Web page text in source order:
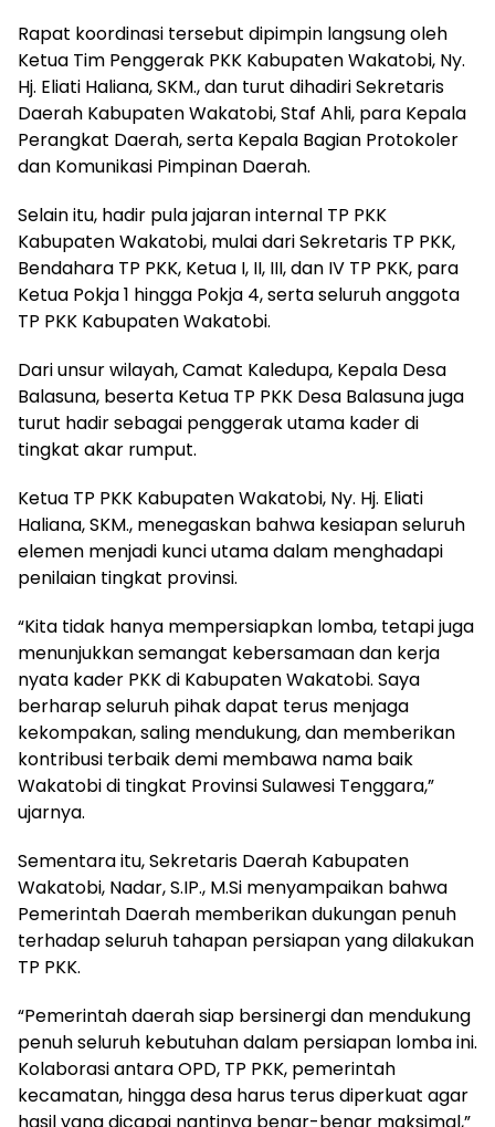
Rapat koordinasi tersebut dipimpin langsung oleh
Ketua Tim Penggerak PKK Kabupaten Wakatobi, Ny.
Hj. Eliati Haliana, SKM., dan turut dihadiri Sekretaris
Daerah Kabupaten Wakatobi, Staf Ahli, para Kepala
Perangkat Daerah, serta Kepala Bagian Protokoler
dan Komunikasi Pimpinan Daerah.
Selain itu, hadir pula jajaran internal TP PKK
Kabupaten Wakatobi, mulai dari Sekretaris TP PKK,
Bendahara TP PKK, Ketua I, II, III, dan IV TP PKK, para
Ketua Pokja 1 hingga Pokja 4, serta seluruh anggota
TP PKK Kabupaten Wakatobi.
Dari unsur wilayah, Camat Kaledupa, Kepala Desa
Balasuna, beserta Ketua TP PKK Desa Balasuna juga
turut hadir sebagai penggerak utama kader di
tingkat akar rumput.
Ketua TP PKK Kabupaten Wakatobi, Ny. Hj. Eliati
Haliana, SKM., menegaskan bahwa kesiapan seluruh
elemen menjadi kunci utama dalam menghadapi
penilaian tingkat provinsi.
“Kita tidak hanya mempersiapkan lomba, tetapi juga
menunjukkan semangat kebersamaan dan kerja
nyata kader PKK di Kabupaten Wakatobi. Saya
berharap seluruh pihak dapat terus menjaga
kekompakan, saling mendukung, dan memberikan
kontribusi terbaik demi membawa nama baik
Wakatobi di tingkat Provinsi Sulawesi Tenggara,”
ujarnya.
Sementara itu, Sekretaris Daerah Kabupaten
Wakatobi, Nadar, S.IP., M.Si menyampaikan bahwa
Pemerintah Daerah memberikan dukungan penuh
terhadap seluruh tahapan persiapan yang dilakukan
TP PKK.
“Pemerintah daerah siap bersinergi dan mendukung
penuh seluruh kebutuhan dalam persiapan lomba ini.
Kolaborasi antara OPD, TP PKK, pemerintah
kecamatan, hingga desa harus terus diperkuat agar